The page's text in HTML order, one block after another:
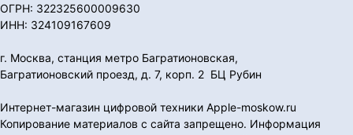
ОГРН: 322325600009630
ИНН: 324109167609
г. Москва, станция метро Багратионовская,
Багратионовский проезд, д. 7, корп. 2 БЦ Рубин
Интернет-магазин цифровой техники Apple-moskow.ru
Копирование материалов с сайта запрещено. Информация